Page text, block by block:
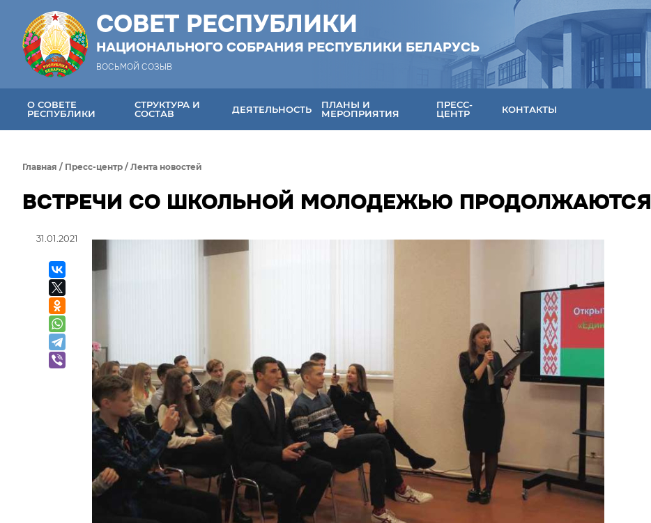
СОВЕТ РЕСПУБЛИКИ
НАЦИОНАЛЬНОГО СОБРАНИЯ РЕСПУБЛИКИ БЕЛАРУСЬ
ВОСЬМОЙ СОЗЫВ
О СОВЕТЕ
РЕСПУБЛИКИ
СТРУКТУРА И
СОСТАВ
ДЕЯТЕЛЬНОСТЬ
ПЛАНЫ И
МЕРОПРИЯТИЯ
ПРЕСС-
ЦЕНТР
КОНТАКТЫ
Главная / Пресс-центр / Лента новостей
ВСТРЕЧИ СО ШКОЛЬНОЙ МОЛОДЕЖЬЮ ПРОДОЛЖАЮТСЯ
31.01.2021